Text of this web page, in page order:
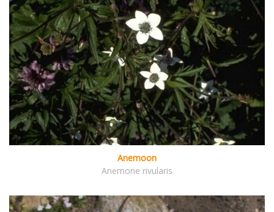
Anemoon
Anemone rivularis